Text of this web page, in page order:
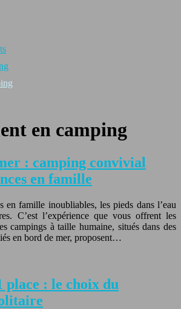
en camping
: camping convivial
en famille
en famille inoubliables, les pieds dans l’eau
C’est l’expérience que vous offrent les
campings à taille humaine, situés dans des
en bord de mer, proposent…
place : le choix du